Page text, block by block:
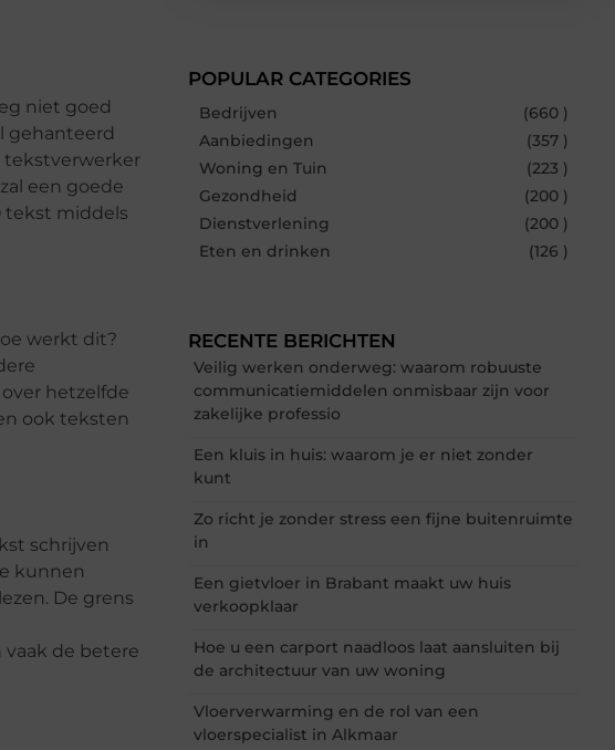
niet goed
gehanteerd
tekstverwerker
een goede
tekst middels
werkt dit?
hetzelfde
ook teksten
schrijven
kunnen
De grens
de betere
POPULAR CATEGORIES
Bedrijven
(660 )
Aanbiedingen
(357 )
Woning en Tuin
(223 )
Gezondheid
(200 )
Dienstverlening
(200 )
Eten en drinken
(126 )
RECENTE BERICHTEN
Veilig werken onderweg: waarom robuuste
communicatiemiddelen onmisbaar zijn voor
zakelijke professio
Een kluis in huis: waarom je er niet zonder
kunt
Zo richt je zonder stress een fijne buitenruimte
in
Een gietvloer in Brabant maakt uw huis
verkoopklaar
Hoe u een carport naadloos laat aansluiten bij
de architectuur van uw woning
Vloerverwarming en de rol van een
vloerspecialist in Alkmaar